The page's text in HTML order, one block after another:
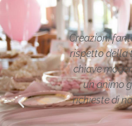
e di gran classe nel
tradizione reinterpretata in
Mani d'oro guidate da
generoso ed attento alle
mamme. Semplicemente
Grazie.